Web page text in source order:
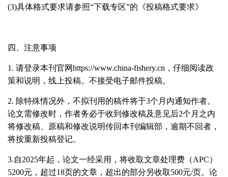
(3)具体格式要求请参照“下载专区”的《投稿格式要求》
四、注意事项
1. 请登录本刊官网https://www.china-fishery.cn ，仔细阅读政
策和说明，线上投稿。不接受电子邮件投稿。
2. 除特殊情况外，不拟刊用的稿件将于3个月内通知作者。
论文需修改时，作者务必于收到修改稿及意见后2个月之内
将修改稿、原稿和修改说明传回本刊编辑部，逾期不回者，
将按重新投稿登记。
3.自2025年起，论文一经采用，将收取文章处理费（APC）
5200元，超过18页的文章，超出的部分另收取500元/页。论